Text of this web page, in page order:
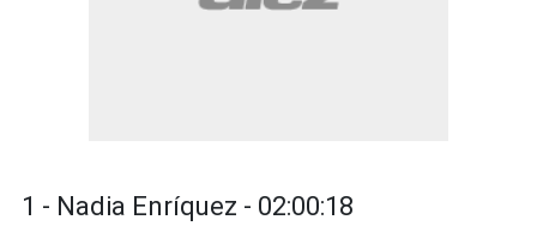
1 - Nadia Enríquez - 02:00:18